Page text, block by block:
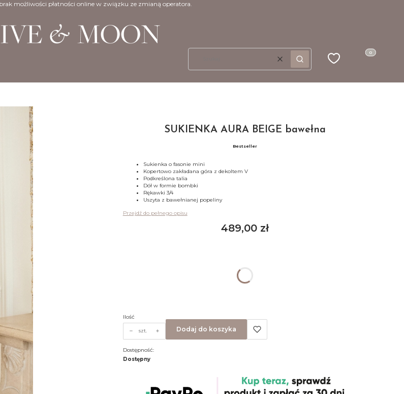
możliwości płatności online w związku ze zmianą operatora.
WyczyśćSzukaj
Ulubione Produkty w
Koszyk
SUKIENKA AURA BEIGE bawełna
Bestseller
Sukienka o fasonie mini
Kopertowo zakładana góra z dekoltem V
Podkreślona talia
Dół w formie bombki
Rękawki 3/4
Uszyta z bawełnianej popeliny
Przejdź do pełnego opisu
Cena
489,00 zł
Ilość
szt. Dodaj do koszyka
Dostępność:
Dostępny